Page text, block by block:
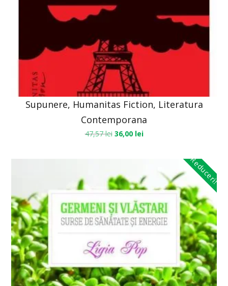
Supunere, Humanitas Fiction, Literatura
Contemporana
47,57lei 36,00 lei
Reduceri!